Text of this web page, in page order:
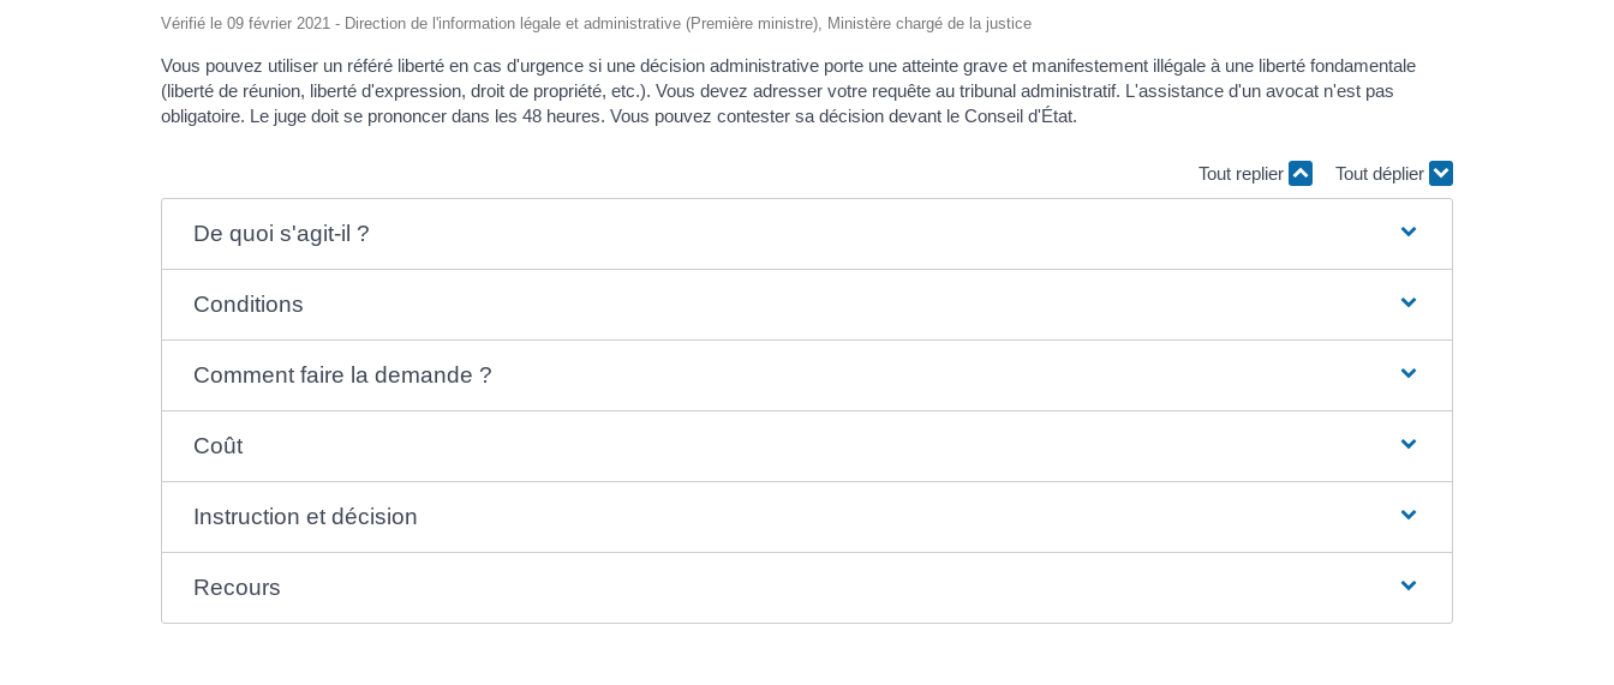
Vérifié le 09 février 2021 - Direction de l'information légale et administrative (Première ministre), Ministère chargé de la justice
Vous pouvez utiliser un référé liberté en cas d'urgence si une décision administrative porte une atteinte grave et manifestement illégale à une liberté fondamentale
(liberté de réunion, liberté d'expression, droit de propriété, etc.). Vous devez adresser votre requête au tribunal administratif. L'assistance d'un avocat n'est pas
obligatoire. Le juge doit se prononcer dans les 48 heures. Vous pouvez contester sa décision devant le Conseil d'État.
Tout replier Tout déplier
De quoi s'agit-il ?
Conditions
Comment faire la demande ?
Coût
Instruction et décision
Recours